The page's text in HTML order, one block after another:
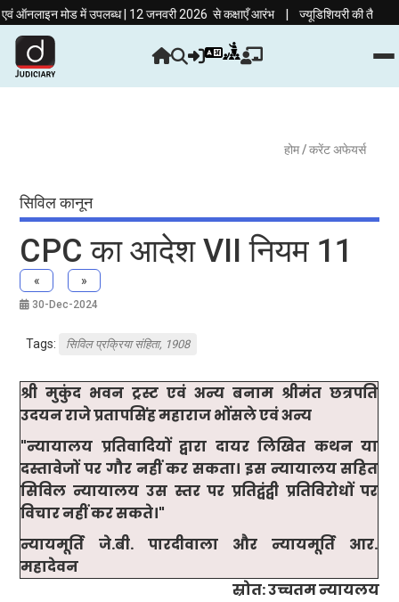
मोड में उपलब्ध | 12 जनवरी 2026 से कक्षाएँ आरंभ|ज्यूडिशियरी की तैयारी अब
होम/ करेंट अफेयर्स
सिविल कानून
CPC का आदेश VII नियम 11
« »
30-Dec-2024
Tags: सिविल प्रक्रिया संहिता, 1908
श्री मुकुंद भवन ट्रस्ट एवं अन्य बनाम श्रीमंत छत्रपति
उदयन राजे प्रतापसिंह महाराज भोंसले एवं अन्य
"न्यायालय प्रतिवादियों द्वारा दायर लिखित कथन या
दस्तावेजों पर गौर नहीं कर सकता। इस न्यायालय सहित
सिविल न्यायालय उस स्तर पर प्रतिद्वंद्वी प्रतिविरोधों पर
विचार नहीं कर सकते।"
न्यायमूर्ति जे.बी. पारदीवाला और न्यायमूर्ति आर.
महादेवन
स्रोत: उच्चतम न्यायलय